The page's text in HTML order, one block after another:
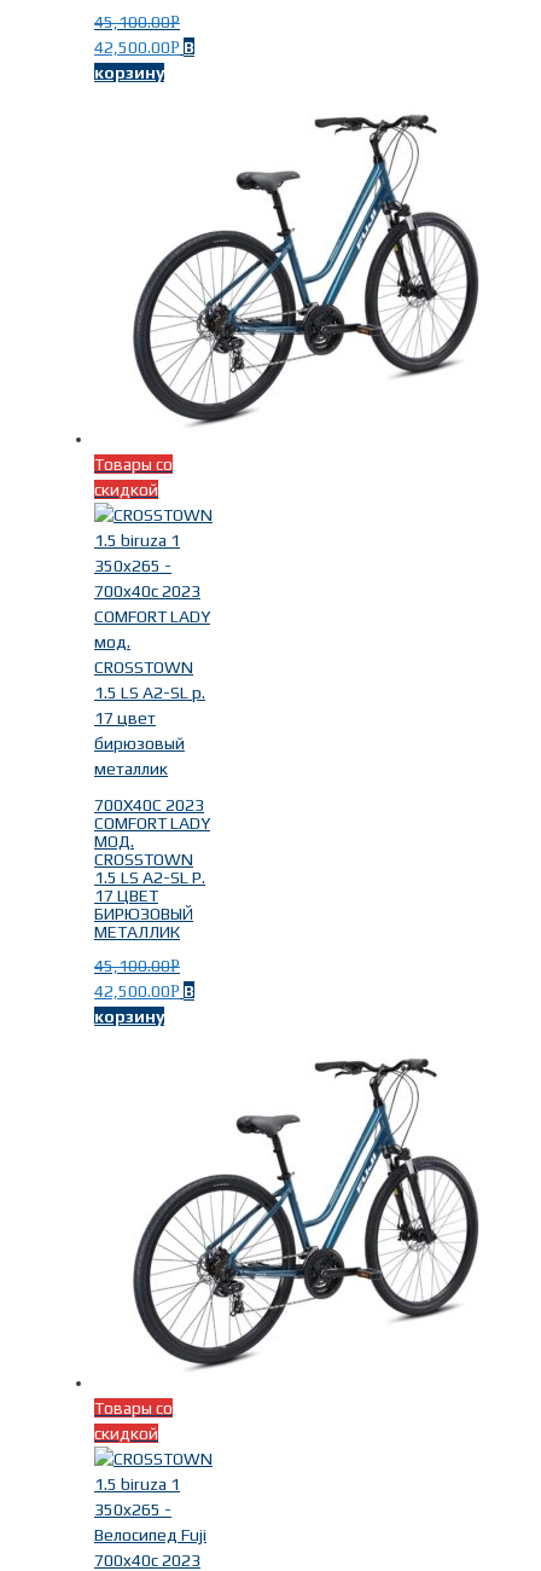
45,100.00Р
42,500.00Р В
корзину
Товары со
скидкой
700X40C 2023
COMFORT LADY
МОД.
CROSSTOWN
1.5 LS A2-SL Р.
17 ЦВЕТ
БИРЮЗОВЫЙ
МЕТАЛЛИК
45,100.00Р
42,500.00Р В
корзину
Товары со
скидкой